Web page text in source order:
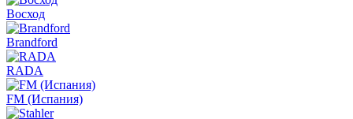
Восход
Brandford
RADA
FM (Испания)